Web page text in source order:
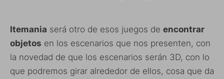
Itemania será otro de esos juegos de encontrar
objetos en los escenarios que nos presenten, con
la novedad de que los escenarios serán 3D, con lo
que podremos girar alrededor de ellos, cosa que da